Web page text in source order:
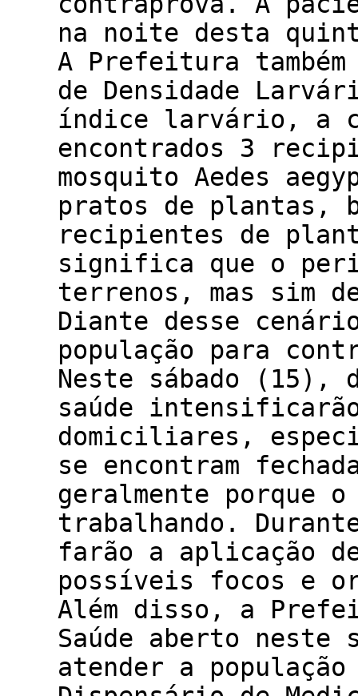
na noite desta
A Prefeitura
de Densidade
índice larvário, a
encontrados 3
mosquito Aedes
pratos de plantas,
recipientes de
significa que o
terrenos, mas sim
Diante desse
população para
Neste sábado (15),
saúde
domiciliares,
se encontram
geralmente porque
trabalhando.
farão a aplicação
possíveis focos e
Além disso, a
Saúde aberto neste
atender a